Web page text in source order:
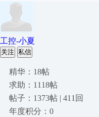
工控-小夏
关注 私信
精华：18帖
求助：1118帖
帖子：1373帖 | 411回
年度积分：0